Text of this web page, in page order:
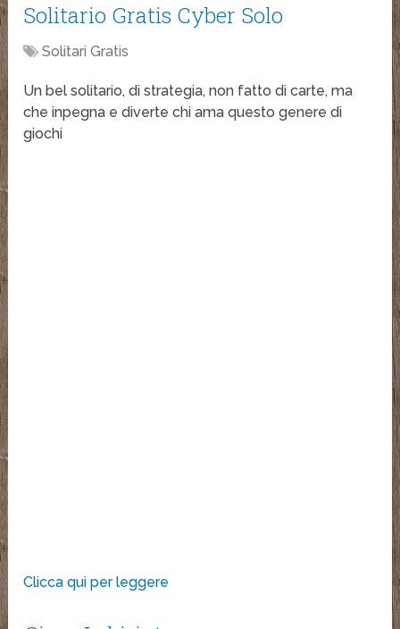
Solitario Gratis Cyber Solo
Solitari Gratis
Un bel solitario, di strategia, non fatto di carte, ma
che inpegna e diverte chi ama questo genere di
giochi
Clicca qui per leggere